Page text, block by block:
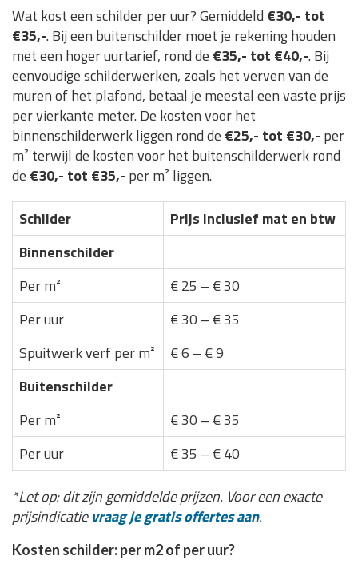
Wat kost een schilder per uur? Gemiddeld €30,- tot
€35,-. Bij een buitenschilder moet je rekening houden
met een hoger uurtarief, rond de €35,- tot €40,-. Bij
eenvoudige schilderwerken, zoals het verven van de
muren of het plafond, betaal je meestal een vaste prijs
per vierkante meter. De kosten voor het
binnenschilderwerk liggen rond de €25,- tot €30,- per
m² terwijl de kosten voor het buitenschilderwerk rond
de €30,- tot €35,- per m² liggen.
Schilder
Prijs inclusief mat en btw
Binnenschilder
Per m²
€ 25 – € 30
Per uur
€ 30 – € 35
Spuitwerk verf per m²
€ 6 – € 9
Buitenschilder
Per m²
€ 30 – € 35
Per uur
€ 35 – € 40
*Let op: dit zijn gemiddelde prijzen. Voor een exacte
prijsindicatievraag je gratis offertes aan.
Kosten schilder: per m2 of per uur?